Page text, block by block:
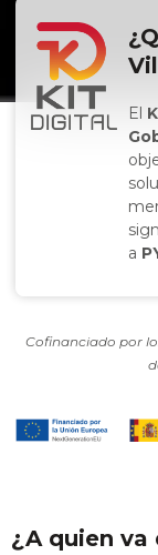
El
a
Cofinanciado por
¿A quien va